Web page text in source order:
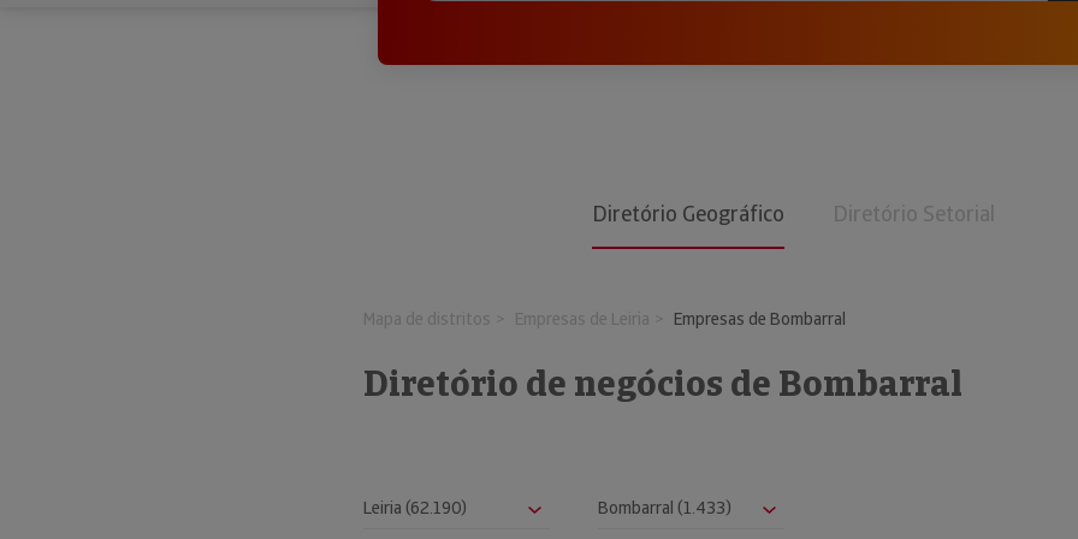
Diretório Geográfico Diretório Setorial
Mapa de distritos Empresas de Leiria Empresas de Bombarral
Diretório de negócios de Bombarral